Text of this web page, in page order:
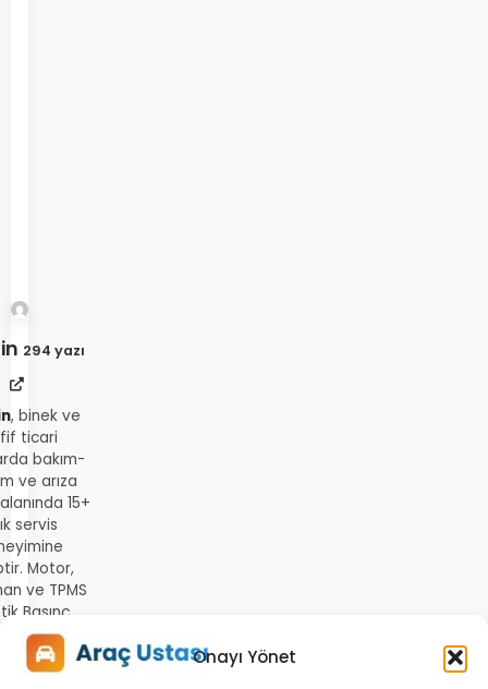
Onayı Yönet
294 yazı
, binek ve
ticari
bakım-
ve arıza
15+
servis
Motor,
ve TPMS
Basınç
Sistemi)
üzere
ve